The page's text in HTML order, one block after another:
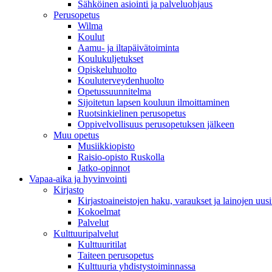
Sähköinen asiointi ja palveluohjaus
Perusopetus
Wilma
Koulut
Aamu- ja iltapäivätoiminta
Koulukuljetukset
Opiskeluhuolto
Kouluterveydenhuolto
Opetussuunnitelma
Sijoitetun lapsen kouluun ilmoittaminen
Ruotsinkielinen perusopetus
Oppivelvollisuus perusopetuksen jälkeen
Muu opetus
Musiikkiopisto
Raisio-opisto Ruskolla
Jatko-opinnot
Vapaa-aika ja hyvinvointi
Kirjasto
Kirjastoaineistojen haku, varaukset ja lainojen
Kokoelmat
Palvelut
Kulttuuripalvelut
Kulttuuritilat
Taiteen perusopetus
Kulttuuria yhdistystoiminnassa